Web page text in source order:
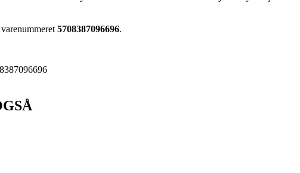
5708387096696.